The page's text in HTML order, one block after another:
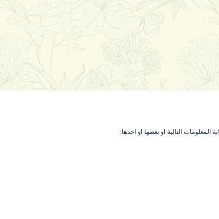
التالية او بعضها او احدها: